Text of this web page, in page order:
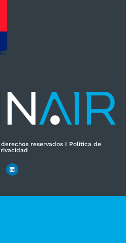
reservados I Política de